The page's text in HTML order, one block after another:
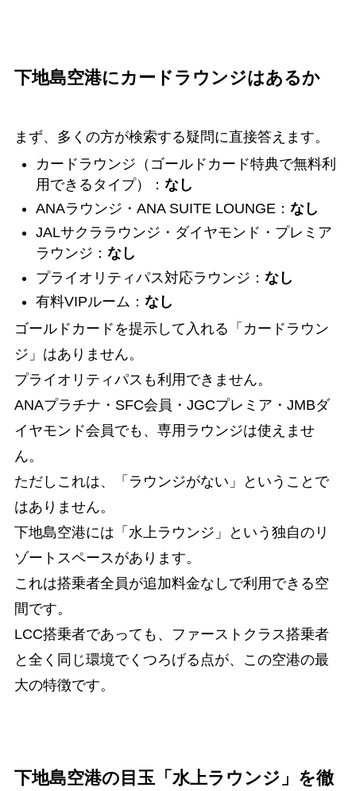
下地島空港にカードラウンジはあるか
まず、多くの方が検索する疑問に直接答えます。
カードラウンジ（ゴールドカード特典で無料利
用できるタイプ）： なし
ANAラウンジ・ANA SUITE LOUNGE： なし
JALサクララウンジ・ダイヤモンド・プレミア
ラウンジ： なし
プライオリティパス対応ラウンジ： なし
有料VIPルーム： なし
ゴールドカードを提示して入れる「カードラウン
ジ」はありません。
プライオリティパスも利用できません。
ANAプラチナ・SFC会員・JGCプレミア・JMBダ
イヤモンド会員でも、専用ラウンジは使えませ
ん。
ただしこれは、「ラウンジがない」ということで
はありません。
下地島空港には「水上ラウンジ」という独自のリ
ゾートスペースがあります。
これは搭乗者全員が追加料金なしで利用できる空
間です。
LCC搭乗者であっても、ファーストクラス搭乗者
と全く同じ環境でくつろげる点が、この空港の最
大の特徴です。
下地島空港の目玉「水上ラウンジ」を徹